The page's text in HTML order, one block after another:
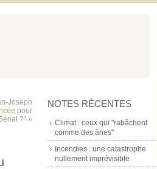
NOTES RÉCENTES
Climat : ceux qui "rabâchent
comme des ânes"
Incendies : une catastrophe
nullement imprévisible
Joseph
pour
?" »